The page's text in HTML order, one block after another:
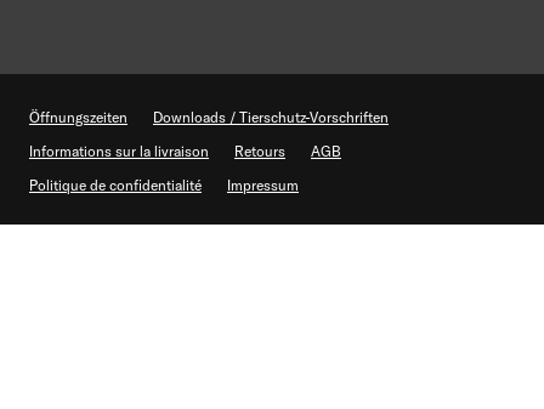
Öffnungszeiten
Downloads / Tierschutz-Vorschriften
Informations sur la livraison
Retours
AGB
Politique de confidentialité
Impressum